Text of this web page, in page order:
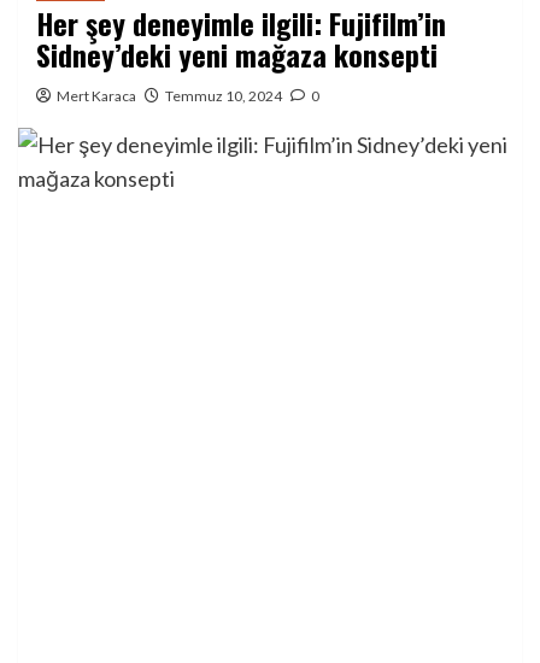
Her şey deneyimle ilgili: Fujifilm’in
Sidney’deki yeni mağaza konsepti
Mert Karaca Temmuz 10, 2024 0